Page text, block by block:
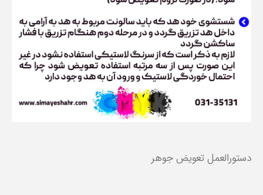
دستورالعمل تعویض جوهر